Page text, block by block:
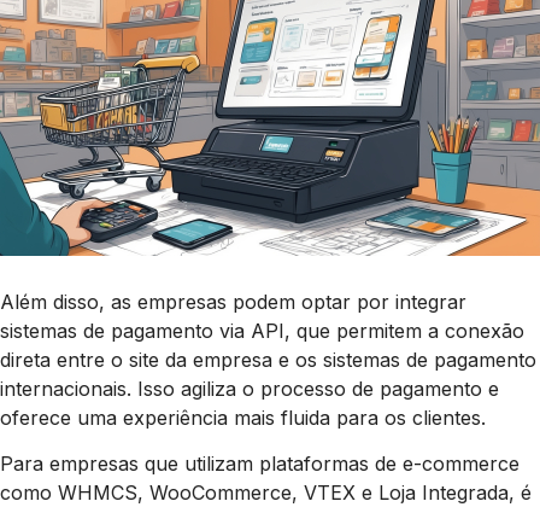
Além disso, as empresas podem optar por integrar
sistemas de pagamento via API, que permitem a conexão
direta entre o site da empresa e os sistemas de pagamento
internacionais. Isso agiliza o processo de pagamento e
oferece uma experiência mais fluida para os clientes.
Para empresas que utilizam plataformas de e-commerce
como WHMCS, WooCommerce, VTEX e Loja Integrada, é